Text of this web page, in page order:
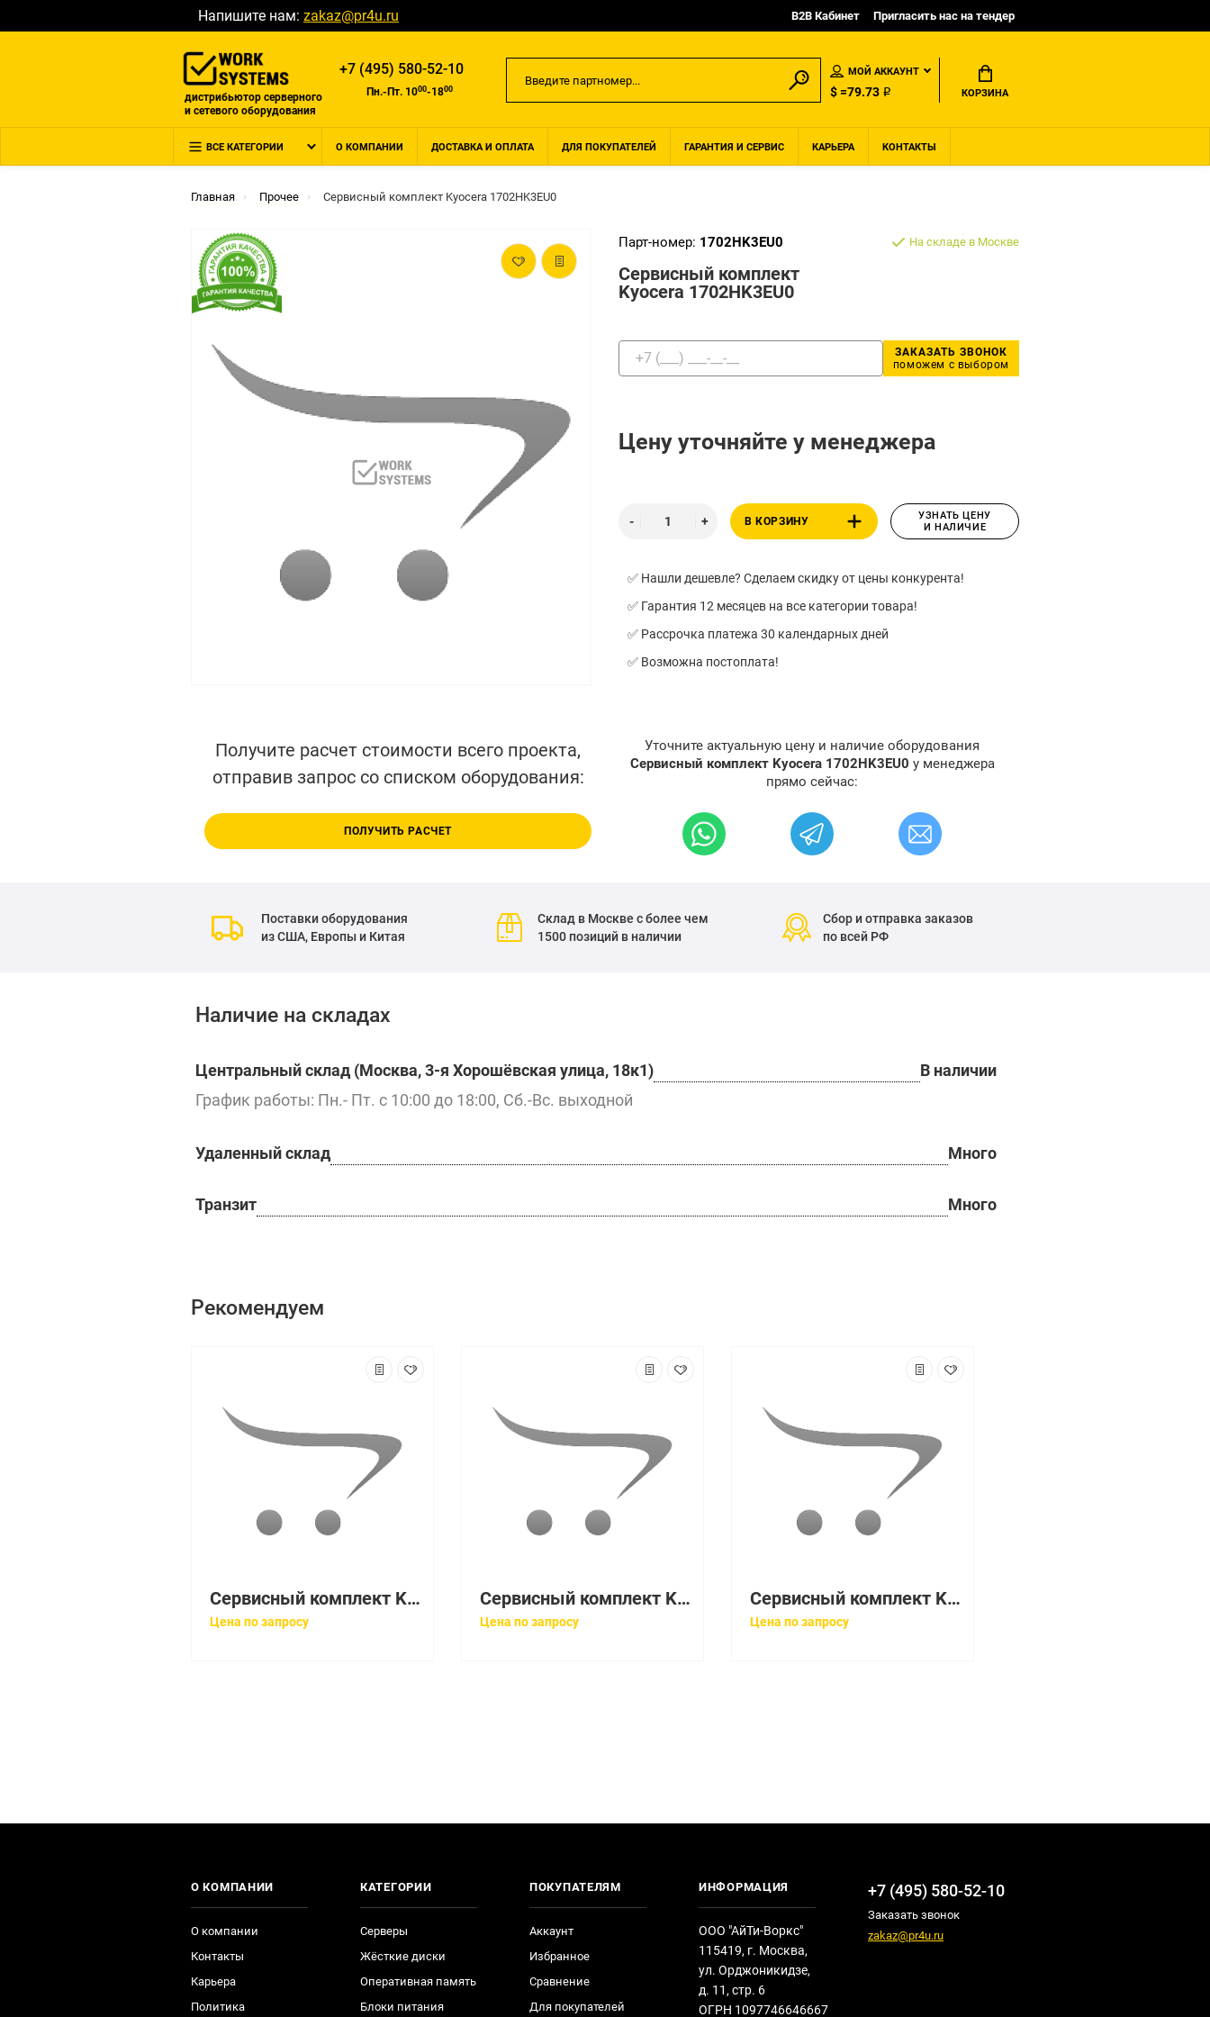
Напишите нам: zakaz@pr4u.ru B2B Кабинет Пригласить нас на тендер
дистрибьютор серверного
и сетевого оборудования
+7 (495) 580-52-10
Пн.-Пт. 1000-1800
МОЙ АККАУНТ
$ =79.73 ₽ КОРЗИНА
ВСЕ КАТЕГОРИИ О КОМПАНИИ ДОСТАВКА И ОПЛАТА ДЛЯ ПОКУПАТЕЛЕЙ ГАРАНТИЯ И СЕРВИС КАРЬЕРА КОНТАКТЫ
Главная Прочее Сервисный комплект Kyocera 1702HK3EU0
Парт-номер: 1702HK3EU0
Сервисный комплект
Kyocera 1702HK3EU0
На складе в Москве
ЗАКАЗАТЬ ЗВОНОК
поможем с выбором
Цену уточняйте у менеджера
В КОРЗИНУ
УЗНАТЬ ЦЕНУ
И НАЛИЧИЕ
✅ Нашли дешевле? Сделаем скидку от цены конкурента!
✅ Гарантия 12 месяцев на все категории товара!
✅ Рассрочка платежа 30 календарных дней
✅ Возможна постоплата!
Получите расчет стоимости всего проекта,
отправив запрос со списком оборудования:
ПОЛУЧИТЬ РАСЧЕТ
Уточните актуальную цену и наличие оборудования
Сервисный комплект Kyocera 1702HK3EU0 у менеджера
прямо сейчас:
Поставки оборудования
из США, Европы и Китая
Склад в Москве с более чем
1500 позиций в наличии
Сбор и отправка заказов
по всей РФ
Наличие на складах
Центральный склад (Москва, 3-я Хорошёвская улица, 18к1)
В наличии
График работы: Пн.- Пт. с 10:00 до 18:00, Сб.-Вс. выходной
Удаленный склад Много
Транзит Много
Рекомендуем
Сервисный комплект Kyocera 1702HG8EU0
Цена по запросу
Сервисный комплект Kyocera 1702HM3EU0
Цена по запросу
Сервисный комплект Kyocera 1702HN3EU0
Цена по запросу
О КОМПАНИИ
О компании
Контакты
Карьера
Политика
КАТЕГОРИИ
Серверы
Жёсткие диски
Оперативная память
Блоки питания
ПОКУПАТЕЛЯМ
Аккаунт
Избранное
Сравнение
Для покупателей
ИНФОРМАЦИЯ
ООО "АйТи-Воркс"
115419, г. Москва,
ул. Орджоникидзе,
д. 11, стр. 6
ОГРН 1097746646667
+7 (495) 580-52-10
Заказать звонок
zakaz@pr4u.ru